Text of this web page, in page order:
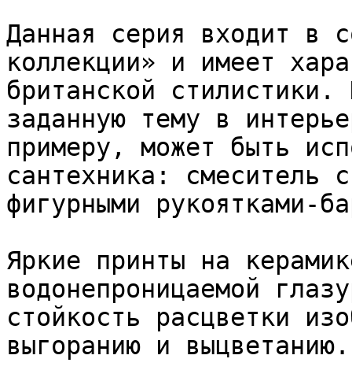
Данная серия входит в
коллекции» и имеет
британской
заданную тему в
примеру, может быть
сантехника: смеситель
фигурными рукоятками-
Яркие принты на
водонепроницаемой
стойкость расцветки
выгоранию и выцветанию.